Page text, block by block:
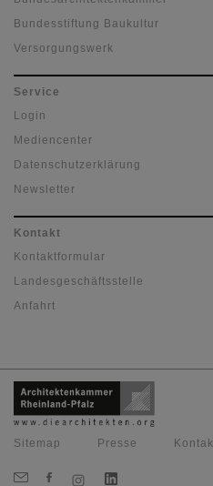
Bundesstiftung Baukultur
Versorgungswerk
Service
Login
Mediencenter
Datenschutzerklärung
Newsletter
Kontakt
Kontaktformular
Landesgeschäftsstelle
Anfahrt
Sitemap Presse